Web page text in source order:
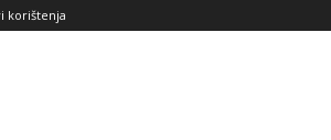
korištenja